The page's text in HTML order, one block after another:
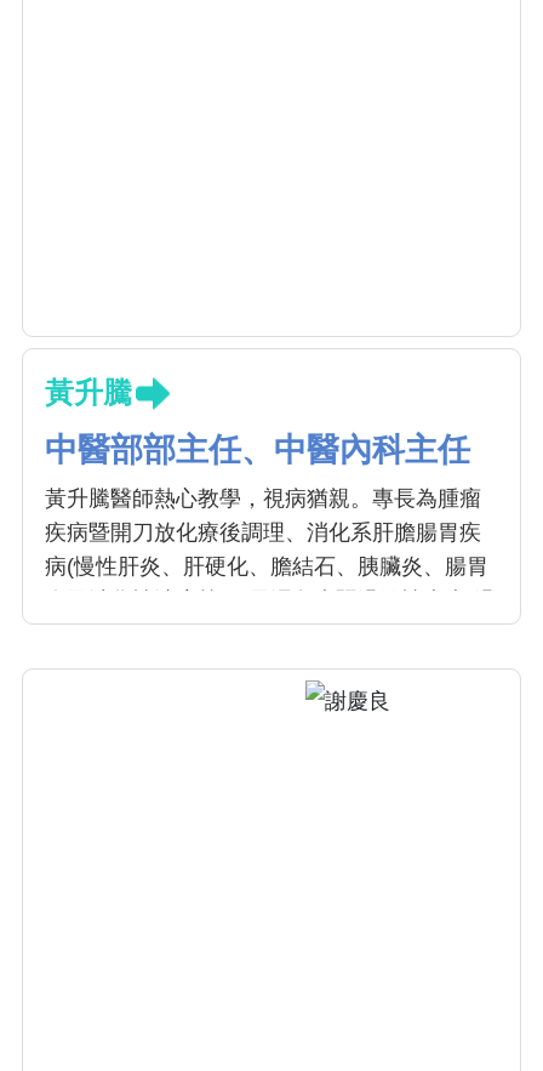
黃升騰
中醫部部主任、中醫內科主任
黃升騰醫師熱心教學，視病猶親。專長為腫瘤
疾病暨開刀放化療後調理、消化系肝膽腸胃疾
病(慢性肝炎、肝硬化、膽結石、胰臟炎、腸胃
炎等)、慢性腎臟病。建議病人在身體上及心理
上需鬆、靜、自然。飲食合宜，心情快樂，自